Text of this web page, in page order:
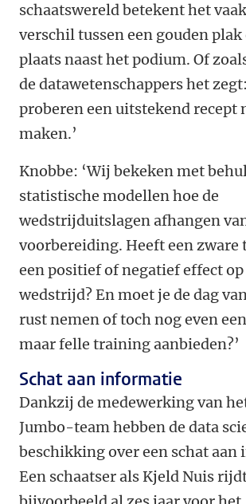
schaatswereld betekent het
verschil tussen een gouden plak
plaats naast het podium. Of
de datawetenschappers het
proberen een uitstekend recept
maken.’
Knobbe: ‘Wij bekeken met
statistische modellen hoe de
wedstrijduitslagen afhangen
voorbereiding. Heeft een
een positief of negatief effect op
wedstrijd? En moet je de dag
rust nemen of toch nog even
maar felle training aanbieden?’
Schat aan informatie
Dankzij de medewerking van
Jumbo-team hebben de data
beschikking over een schat aan
Een schaatser als Kjeld Nuis